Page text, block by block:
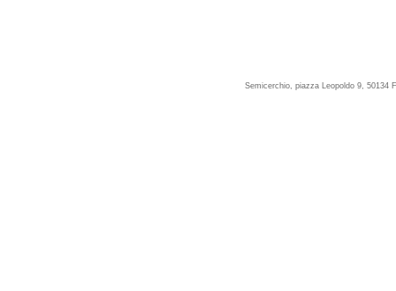
Semicerchio, piazza Leopoldo 9, 50134